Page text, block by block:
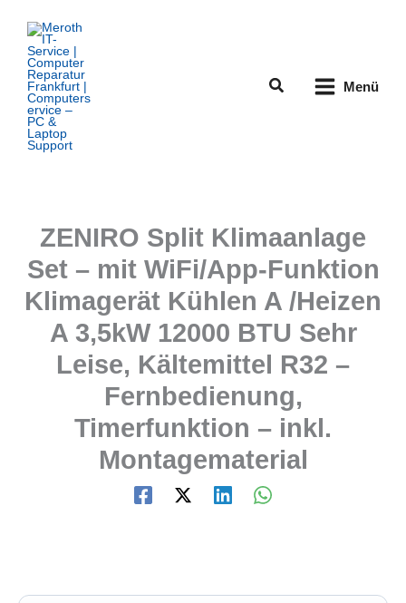
Inhalt
springen
Suchen Menü
ZENIRO Split Klimaanlage
Set – mit WiFi/App-Funktion
Klimagerät Kühlen A /Heizen
A 3,5kW 12000 BTU Sehr
Leise, Kältemittel R32 –
Fernbedienung,
Timerfunktion – inkl.
Montagematerial